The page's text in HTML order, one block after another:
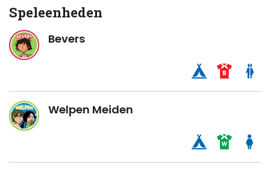
Speleenheden
Bevers
Welpen Meiden